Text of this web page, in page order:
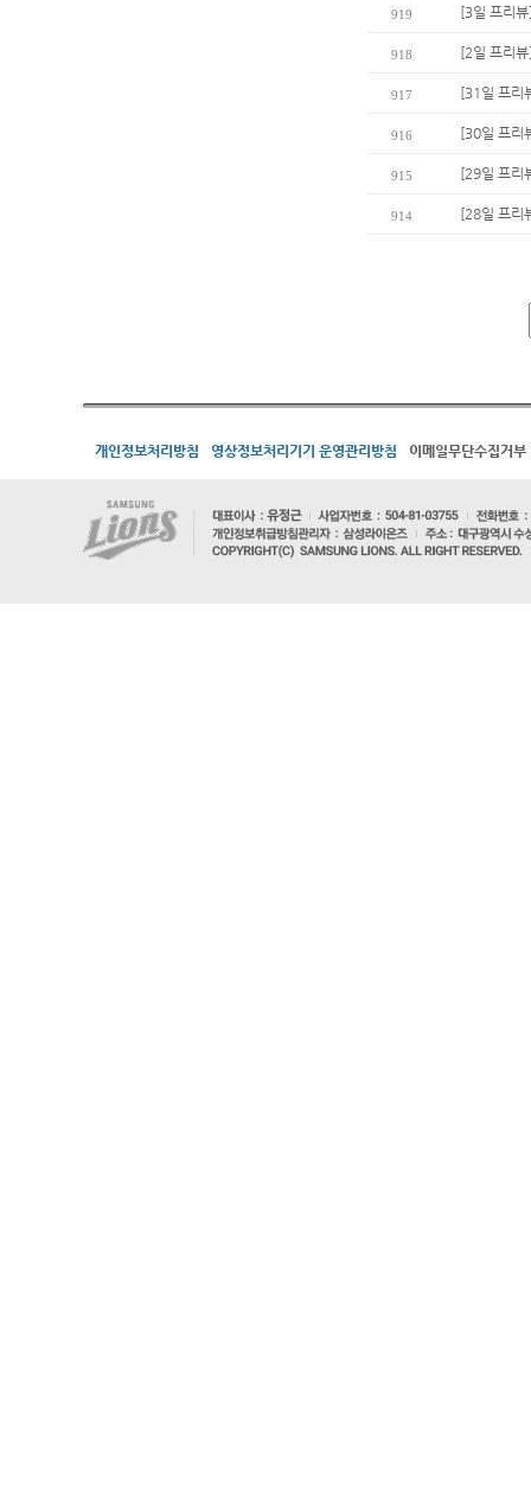
919 [3일 프리
918 [2일 프리
917 [31일 프리
916 [30일 프리
915 [29일 프리
914 [28일 프리
개인정보처리방침 영상정보처리기기 운영관리방침 이메일무단수집거부